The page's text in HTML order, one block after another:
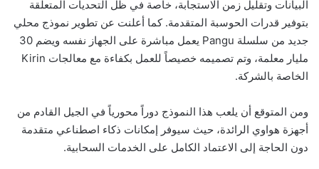
البيانات وتقليل زمن الاستجابة، خاصة في ظل التحديات المتعلقة
بتوفير قدرات الحوسبة المتقدمة. كما أعلنت عن تطوير نموذج محلي
جديد من سلسلة Pangu يعمل مباشرة على الجهاز نفسه ويضم 30
مليار معلمة، وتم تصميمه خصيصاً للعمل بكفاءة مع معالجات Kirin
الخاصة بالشركة.
ومن المتوقع أن يلعب هذا النموذج دوراً محورياً في الجيل القادم من
أجهزة هواوي الرائدة، حيث سيوفر إمكانات ذكاء اصطناعي متقدمة
دون الحاجة إلى الاعتماد الكامل على الخدمات السحابية.